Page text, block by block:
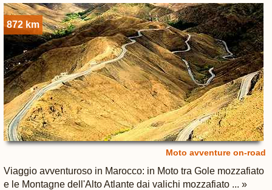
872 km
Moto avventure on-road
Viaggio avventuroso in Marocco: in Moto tra Gole mozzafiato
e le Montagne dell'Alto Atlante dai valichi mozzafiato ... »